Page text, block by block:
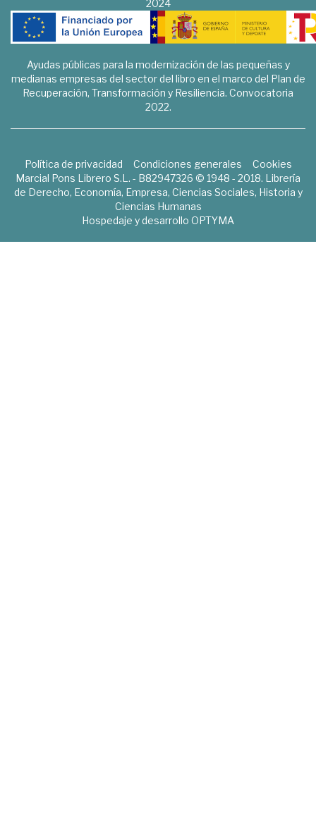
2024
Ayudas públicas para la modernización de las pequeñas y
medianas empresas del sector del libro en el marco del Plan de
Recuperación, Transformación y Resiliencia. Convocatoria
2022.
Política de privacidad Condiciones generales
Cookies
Marcial Pons Librero S.L. - B82947326 © 1948 - 2018. Librería
de Derecho, Economía, Empresa, Ciencias Sociales, Historia y
Ciencias Humanas
Hospedaje y desarrollo OPTYMA